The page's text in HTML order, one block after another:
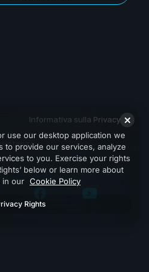
Informativa sulla Privacy
use our desktop application we
to provide our services, analyze
to you. Exercise your rights
below or learn more about
in our Cookie Policy
Rights